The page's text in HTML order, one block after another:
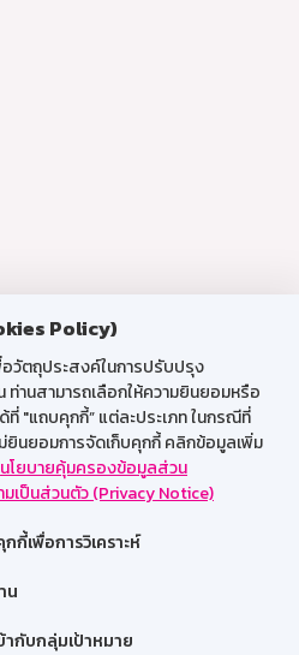
Policy)
อวัตถุประสงค์ในการปรับปรุง
านสามารถเลือกให้ความยินยอมหรือ
ที่ "แถบคุกกี้” แต่ละประเภท ในกรณีที่
ม่ยินยอมการจัดเก็บคุกกี้ คลิกข้อมูลเพิ่ม
นโยบายคุ้มครองข้อมูลส่วน
มเป็นส่วนตัว (Privacy Notice)
กกี้เพื่อการวิเคราะห์
น
ากับกลุ่มเป้าหมาย